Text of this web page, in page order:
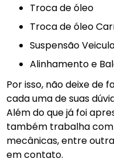
troca de óleo
Troca de óleo
Suspensão
Alinhamento e
Por isso, não deixe de
cada uma de suas
Além do que já foi
também trabalha
mecânicas, entre
em contato.